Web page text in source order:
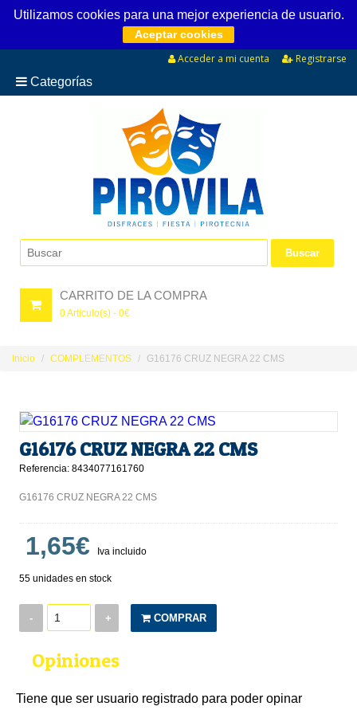
Utilizamos cookies para una mejor experiencia de usuario.
Aceptar cookies
Acceder a mi cuenta
Registrarse
Categorías
CARRITO DE LA COMPRA
0Articulo(s) - 0€
Inicio COMPLEMENTOS G16176 CRUZ NEGRA 22 CMS
G16176 CRUZ NEGRA 22 CMS
Referencia: 8434077161760
G16176 CRUZ NEGRA 22 CMS
1,65€ Iva incluido
55 unidades en stock
- + COMPRAR
Opiniones
Tiene que ser usuario registrado para poder opinar